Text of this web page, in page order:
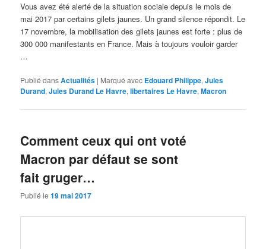
Vous avez été alerté de la situation sociale depuis le mois de
mai 2017 par certains gilets jaunes. Un grand silence répondit. Le
17 novembre, la mobilisation des gilets jaunes est forte : plus de
300 000 manifestants en France. Mais à toujours vouloir garder
…
Publié dansActualités | Marqué avec Edouard Philippe,Jules
Durand,Jules Durand Le Havre,libertaires Le Havre,Macron
Comment ceux qui ont voté
Macron par défaut se sont
fait gruger…
Publié le19 mai 2017